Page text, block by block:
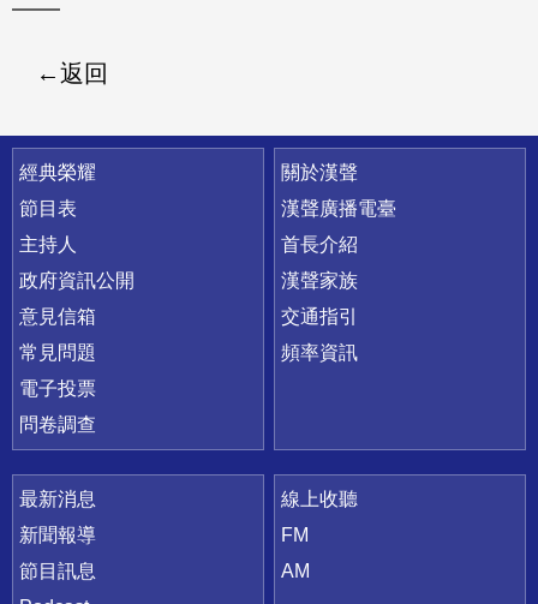
返回
快速連結
經典榮耀
節目表
主持人
政府資訊公開
意見信箱
常見問題
電子投票
問卷調查
關於漢聲
漢聲廣播電臺
首長介紹
漢聲家族
交通指引
頻率資訊
最新消息
新聞報導
節目訊息
線上收聽
FM
AM